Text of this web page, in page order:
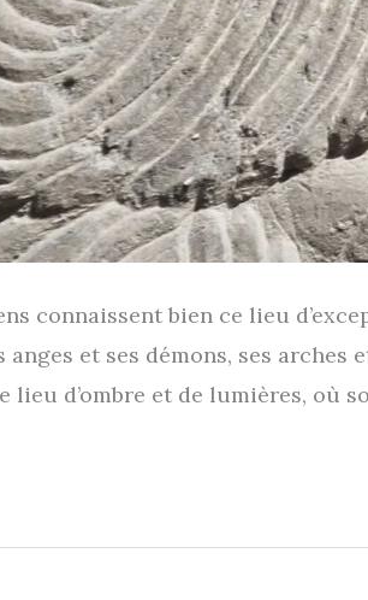
connaissent bien ce lieu
anges et ses démons, ses
lieu d’ombre et de lumières, où